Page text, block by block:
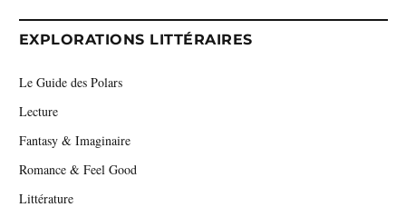
EXPLORATIONS LITTÉRAIRES
Le Guide des Polars
Lecture
Fantasy & Imaginaire
Romance & Feel Good
Littérature